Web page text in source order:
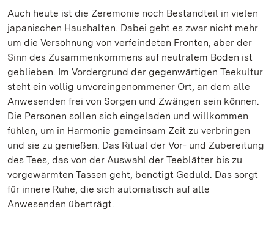
Auch heute ist die Zeremonie noch Bestandteil in vielen
japanischen Haushalten. Dabei geht es zwar nicht mehr
um die Versöhnung von verfeindeten Fronten, aber der
Sinn des Zusammenkommens auf neutralem Boden ist
geblieben. Im Vordergrund der gegenwärtigen Teekultur
steht ein völlig unvoreingenommener Ort, an dem alle
Anwesenden frei von Sorgen und Zwängen sein können.
Die Personen sollen sich eingeladen und willkommen
fühlen, um in Harmonie gemeinsam Zeit zu verbringen
und sie zu genießen. Das Ritual der Vor- und Zubereitung
des Tees, das von der Auswahl der Teeblätter bis zu
vorgewärmten Tassen geht, benötigt Geduld. Das sorgt
für innere Ruhe, die sich automatisch auf alle
Anwesenden überträgt.